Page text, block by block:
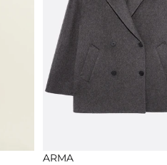
NEW SEASON
ARMA